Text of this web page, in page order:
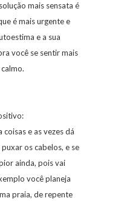
mais sensata é
é mais urgente e
e a sua
você se sentir mais
e as vezes dá
os cabelos, e se
ainda, pois vai
você planeja
praia, de repente